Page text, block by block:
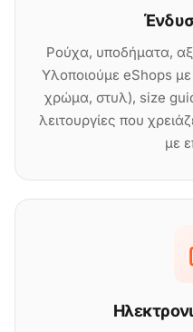
Ρούχα, υποδήματα,
Υλοποιούμε eShops
χρώμα, στυλ), size
λειτουργίες που
με